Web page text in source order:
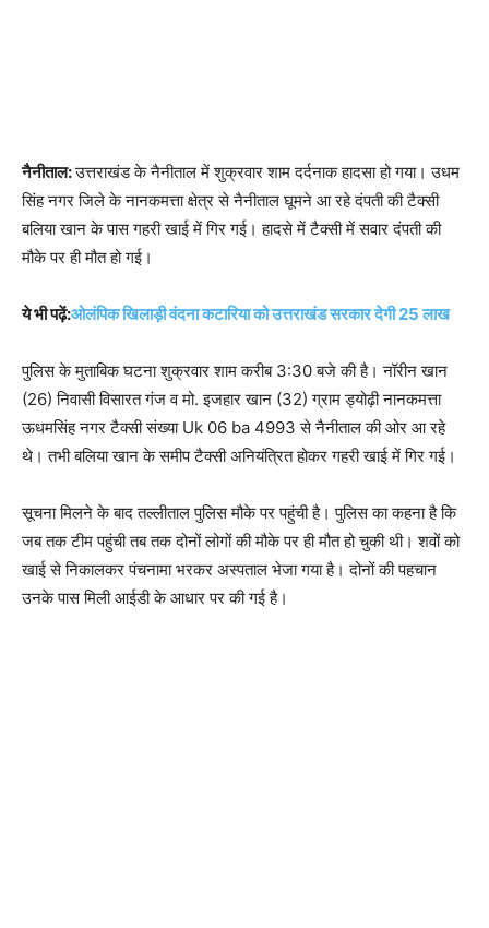
नैनीताल:उत्तराखंड के नैनीताल में शुक्रवार शाम दर्दनाक हादसा हो गया। उधम
सिंह नगर जिले के नानकमत्ता क्षेत्र से नैनीताल घूमने आ रहे दंपती की टैक्सी
बलिया खान के पास गहरी खाई में गिर गई। हादसे में टैक्सी में सवार दंपती की
मौके पर ही मौत हो गई।
ये भी पढ़ें:ओलंपिक खिलाड़ी वंदना कटारिया को उत्तराखंड सरकार देगी 25 लाख
पुलिस के मुताबिक घटना शुक्रवार शाम करीब 3:30 बजे की है। नॉरीन खान
(26) निवासी विसारत गंज व मो. इजहार खान (32) ग्राम ड्योढ़ी नानकमत्ता
ऊधमसिंह नगर टैक्सी संख्या Uk 06 ba 4993 से नैनीताल की ओर आ रहे
थे। तभी बलिया खान के समीप टैक्सी अनियंत्रित होकर गहरी खाई में गिर गई।
सूचना मिलने के बाद तल्लीताल पुलिस मौके पर पहुंची है। पुलिस का कहना है कि
जब तक टीम पहुंची तब तक दोनों लोगों की मौके पर ही मौत हो चुकी थी। शवों को
खाई से निकालकर पंचनामा भरकर अस्पताल भेजा गया है। दोनों की पहचान
उनके पास मिली आईडी के आधार पर की गई है।